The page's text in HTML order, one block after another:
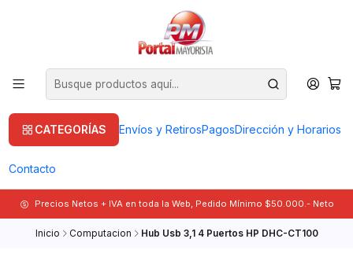
CATEGORÍAS Envíos y RetirosPagosDirección y Horarios
Contacto
Precios Netos + IVA en toda la Web, Pedido Mínimo $50.000.- Neto
Inicio Computacion Hub Usb 3,1 4 Puertos HP DHC-CT100